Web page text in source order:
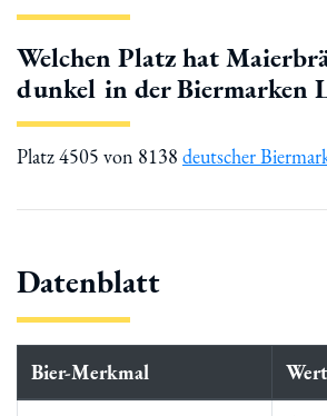
Welchen Platz hat
dunkel in der Biermarken
Platz 4505 von 8138 deutscher
Datenblatt
Bier-Merkmal Wert